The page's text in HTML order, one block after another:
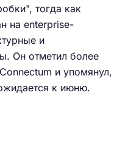
тогда как
на enterprise-
и
Он отметил более
и упомянул,
к июню.